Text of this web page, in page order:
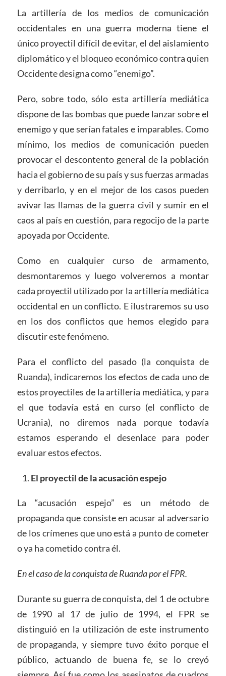
La artillería de los medios de comunicación
occidentales en una guerra moderna tiene el
único proyectil difícil de evitar, el del aislamiento
diplomático y el bloqueo económico contra quien
Occidente designa como “enemigo”.
Pero, sobre todo, sólo esta artillería mediática
dispone de las bombas que puede lanzar sobre el
enemigo y que serían fatales e imparables. Como
mínimo, los medios de comunicación pueden
provocar el descontento general de la población
hacia el gobierno de su país y sus fuerzas armadas
y derribarlo, y en el mejor de los casos pueden
avivar las llamas de la guerra civil y sumir en el
caos al país en cuestión, para regocijo de la parte
apoyada por Occidente.
Como en cualquier curso de armamento,
desmontaremos y luego volveremos a montar
cada proyectil utilizado por la artillería mediática
occidental en un conflicto. E ilustraremos su uso
en los dos conflictos que hemos elegido para
discutir este fenómeno.
Para el conflicto del pasado (la conquista de
Ruanda), indicaremos los efectos de cada uno de
estos proyectiles de la artillería mediática, y para
el que todavía está en curso (el conflicto de
Ucrania), no diremos nada porque todavía
estamos esperando el desenlace para poder
evaluar estos efectos.
El proyectil de la acusación espejo
La “acusación espejo” es un método de
propaganda que consiste en acusar al adversario
de los crímenes que uno está a punto de cometer
o ya ha cometido contra él.
En el caso de la conquista de Ruanda por el FPR.
Durante su guerra de conquista, del 1 de octubre
de 1990 al 17 de julio de 1994, el FPR se
distinguió en la utilización de este instrumento
de propaganda, y siempre tuvo éxito porque el
público, actuando de buena fe, se lo creyó